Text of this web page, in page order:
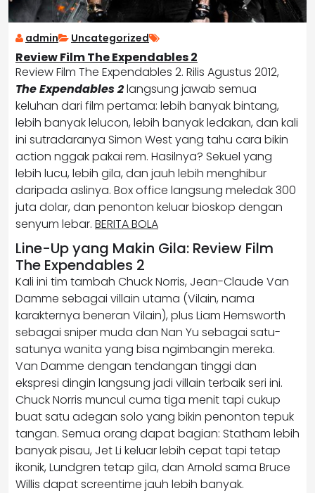
admin Uncategorized
Review Film The Expendables 2
Review Film The Expendables 2. Rilis Agustus 2012,
The Expendables 2langsung jawab semua
keluhan dari film pertama: lebih banyak bintang,
lebih banyak lelucon, lebih banyak ledakan, dan kali
ini sutradaranya Simon West yang tahu cara bikin
action nggak pakai rem. Hasilnya? Sekuel yang
lebih lucu, lebih gila, dan jauh lebih menghibur
daripada aslinya. Box office langsung meledak 300
juta dolar, dan penonton keluar bioskop dengan
senyum lebar. BERITA BOLA
Line-Up yang Makin Gila: Review Film
The Expendables 2
Kali ini tim tambah Chuck Norris, Jean-Claude Van
Damme sebagai villain utama (Vilain, nama
karakternya beneran Vilain), plus Liam Hemsworth
sebagai sniper muda dan Nan Yu sebagai satu-
satunya wanita yang bisa ngimbangin mereka.
Van Damme dengan tendangan tinggi dan
ekspresi dingin langsung jadi villain terbaik seri ini.
Chuck Norris muncul cuma tiga menit tapi cukup
buat satu adegan solo yang bikin penonton tepuk
tangan. Semua orang dapat bagian: Statham lebih
banyak pisau, Jet Li keluar lebih cepat tapi tetap
ikonik, Lundgren tetap gila, dan Arnold sama Bruce
Willis dapat screentime jauh lebih banyak.